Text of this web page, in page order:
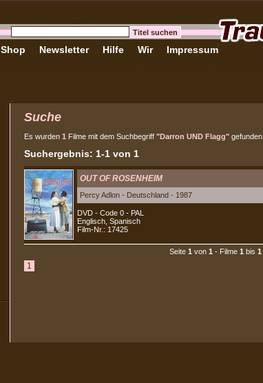
Shop Newsletter Hilfe Wir Impressum
Suche
Es wurden 1 Filme mit dem Suchbegriff "Darron UND Flagg" gefunden.
Suchergebnis: 1-1 von 1
OUT OF ROSENHEIM
Percy Adlon - Deutschland - 1987
DVD - Code 0 - PAL
Englisch, Spanisch
Film-Nr.: 17425
Seite 1 von 1 - Filme 1 bis 1
1